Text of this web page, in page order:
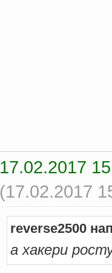
17.02.2017
(17.02.2017
reverse2500
а хакери